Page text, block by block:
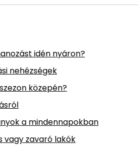
idén nyáron?
nehézségek
közepén?
a mindennapokban
vagy zavaró lakók